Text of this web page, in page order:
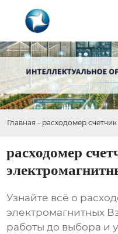
Главная - расходомер
расходомер
Узнайте всё о
электромагнитных
работы до выбора и